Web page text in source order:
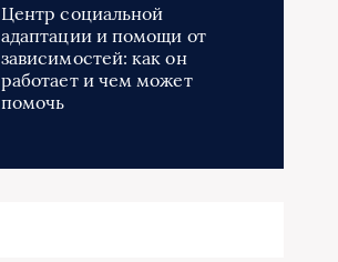
Центр социальной
адаптации и помощи от
зависимостей: как он
работает и чем может
помочь